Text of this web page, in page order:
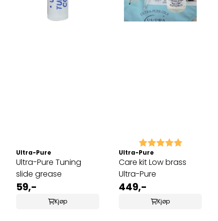
Ultra-Pure
Ultra-Pure Tuning
slide grease
59,-
Kjøp
Karakter: 5.0 av 5
Ultra-Pure
Care kit Low brass
Ultra-Pure
449,-
Kjøp